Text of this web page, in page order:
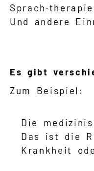
Und andere
Es gibt
Zum Beispiel:
Die
Das ist die
Krankheit